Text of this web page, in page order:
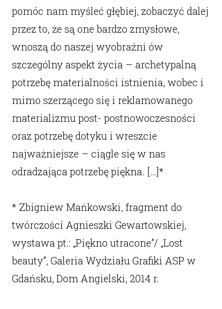
pomóc nam myśleć głębiej, zobaczyć dalej
przez to, że są one bardzo zmysłowe,
wnoszą do naszej wyobraźni ów
szczególny aspekt życia – archetypalną
potrzebę materialności istnienia, wobec i
mimo szerzącego się i reklamowanego
materializmu post- postnowoczesności
oraz potrzebę dotyku i wreszcie
najważniejsze – ciągle się w nas
odradzająca potrzebę piękna. […]*
* Zbigniew Mańkowski, fragment do
twórczości Agnieszki Gewartowskiej,
wystawa pt.: „Piękno utracone”/ „Lost
beauty”, Galeria Wydziału Grafiki ASP w
Gdańsku, Dom Angielski, 2014 r.